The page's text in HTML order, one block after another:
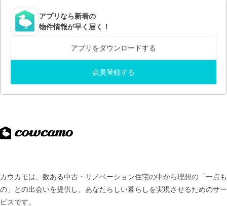
アプリなら新着の
物件情報が早く届く！
アプリをダウンロードする
会員登録する
カウカモは、数ある中古・リノベーション住宅の中から理想の「一点も
の」との出会いを提供し、 あなたらしい暮らしを実現させるためのサー
ビスです。